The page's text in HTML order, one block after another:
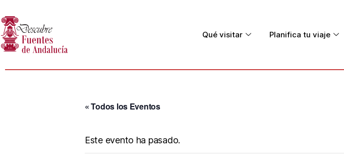
Qué visitar Planifica tu viaje
« Todos los Eventos
Este evento ha pasado.